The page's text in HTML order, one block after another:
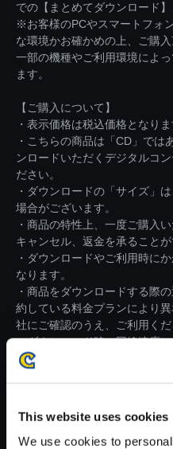
This website uses cookies
We use cookies to
での【まとめてダウンロード】
※お客様のPCやスマートフォ
な環境かお確かめの上、ご購
一部の機種やご利用環境によ
ます。
【ご購入について】
・表示価格は税込価格となりま
・こちらの商品は「CD」では
ンロードいただくデジタルコ
ださい。
・ダウンロードの「サイズ」
場合がございます。
・商品の特性上、一度ご購入
キャンセル、返金を承ることが
・ダウンロードやご利用時に
なります。
・商品をダウンロードする際
約している料金プランにより
社にご確認のうえ、ご利用くだ
・ダウンロード時、回線速度
がかかる場合がございます。
※ご購入いただいたファイル